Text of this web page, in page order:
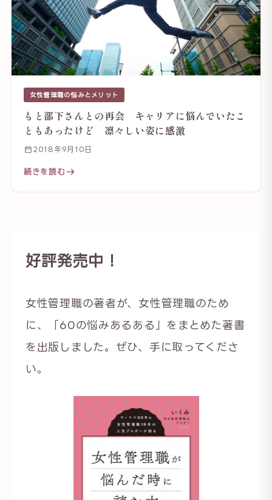
女性管理職の悩みとメリット
もと部下さんとの再会 キャリアに悩んでいたこ
ともあったけど 凛々しい姿に感激
2018年9月10日
続きを読む
好評発売中！
女性管理職の著者が、女性管理職のため
に、「60の悩みあるある」をまとめた著書
を出版しました。ぜひ、手に取ってくださ
い。